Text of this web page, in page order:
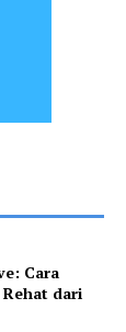
Cara
Rehat dari